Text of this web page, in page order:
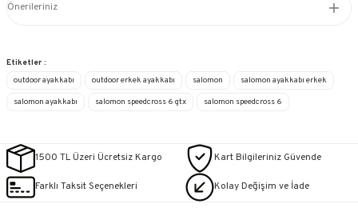
Önerileriniz
Etiketler :
outdoor ayakkabı
outdoor erkek ayakkabı salomon salomon ayakkabı erkek
salomon ayakkabı salomon speedcross 6 gtx salomon speedcross 6
1500 TL Üzeri Ücretsiz Kargo Kart Bilgileriniz Güvende
Farklı Taksit Seçenekleri Kolay Değişim ve İade